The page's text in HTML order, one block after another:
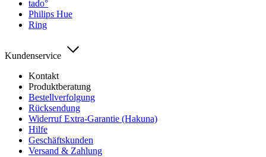
tado°
Philips Hue
Ring
Kundenservice
Kontakt
Produktberatung
Bestellverfolgung
Rücksendung
Widerruf Extra-Garantie (Hakuna)
Hilfe
Geschäftskunden
Versand & Zahlung